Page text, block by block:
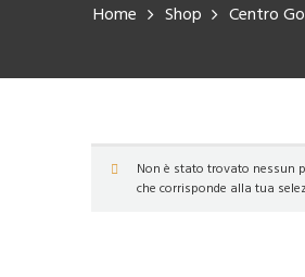
Home Shop Centro
Non è stato trovato nessun
che corrisponde alla tua